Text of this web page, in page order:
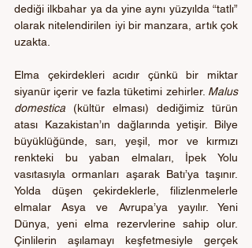
dediği ilkbahar ya da yine aynı yüzyılda “tatlı”
olarak nitelendirilen iyi bir manzara, artık çok
uzakta.
Elma çekirdekleri acıdır çünkü bir miktar
siyanür içerir ve fazla tüketimi zehirler. Malus
domestica (kültür elması) dediğimiz türün
atası Kazakistan’ın dağlarında yetişir. Bilye
büyüklüğünde, sarı, yeşil, mor ve kırmızı
renkteki bu yaban elmaları, İpek Yolu
vasıtasıyla ormanları aşarak Batı’ya taşınır.
Yolda düşen çekirdeklerle, filizlenmelerle
elmalar Asya ve Avrupa’ya yayılır. Yeni
Dünya, yeni elma rezervlerine sahip olur.
Çinlilerin aşılamayı keşfetmesiyle gerçek